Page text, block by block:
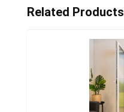
Related Products